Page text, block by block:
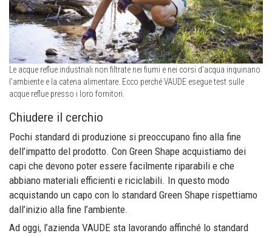
Le acque reflue industriali non filtrate nei fiumi e nei corsi d’acqua inquinano
l’ambiente e la catena alimentare. Ecco perché VAUDE esegue test sulle
acque reflue presso i loro fornitori.
Chiudere il cerchio
Pochi standard di produzione si preoccupano fino alla fine
dell’impatto del prodotto. Con Green Shape acquistiamo dei
capi che devono poter essere facilmente riparabili e che
abbiano materiali efficienti e riciclabili. In questo modo
acquistando un capo con lo standard Green Shape rispettiamo
dall’inizio alla fine l’ambiente.
Ad oggi, l’azienda VAUDE sta lavorando affinché lo standard